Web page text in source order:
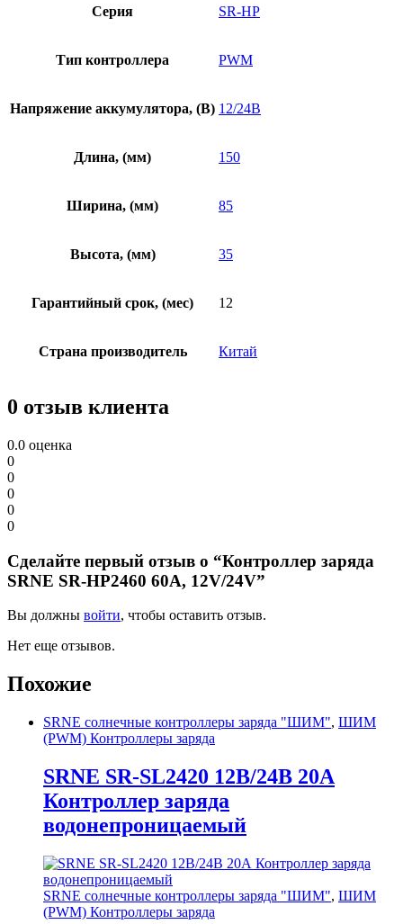
Серия SR-HP
Тип контроллера PWM
Напряжение аккумулятора, (В) 12/24В
Длина, (мм) 150
Ширина, (мм) 85
Высота, (мм) 35
Гарантийный срок, (мес) 12
Страна производитель Китай
0 отзыв клиента
0.0 оценка
0
0
0
0
0
Сделайте первый отзыв о “Контроллер заряда
SRNE SR-HP2460 60A, 12V/24V”
Вы должны войти, чтобы оставить отзыв.
Нет еще отзывов.
Похожие
SRNE солнечные контроллеры заряда "ШИМ", ШИМ
(PWM) Контроллеры заряда
SRNE SR-SL2420 12В/24В 20А
Контроллер заряда
водонепроницаемый
SRNE солнечные контроллеры заряда "ШИМ", ШИМ
(PWM) Контроллеры заряда